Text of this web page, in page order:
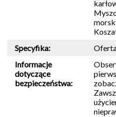
Specyfika:
Informacje
dotyczące
bezpieczeństwa: